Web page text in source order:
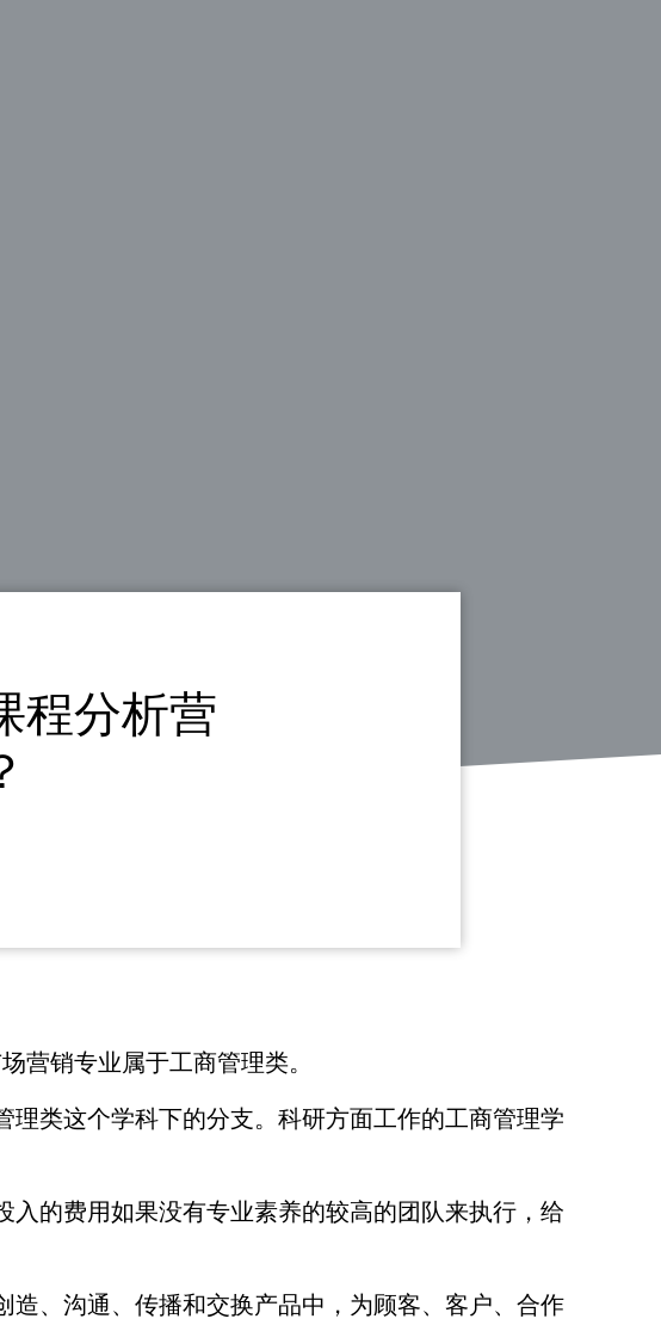
程分析营
营销专业属于工商管理类。
类这个学科下的分支。科研方面工作的工商管理学
的费用如果没有专业素养的较高的团队来执行，给
、沟通、传播和交换产品中，为顾客、客户、合作